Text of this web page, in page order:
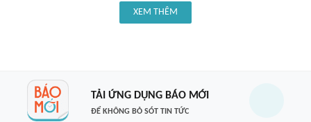
XEM THÊM
TẢI ỨNG DỤNG BÁO MỚI
ĐỂ KHÔNG BỎ SÓT TIN TỨC